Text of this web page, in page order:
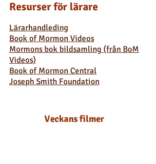
Resurser för lärare
Lärarhandleding
Book of Mormon Videos
Mormons bok bildsamling (från BoM
Videos)
Book of Mormon Central
Joseph Smith Foundation
Veckans filmer